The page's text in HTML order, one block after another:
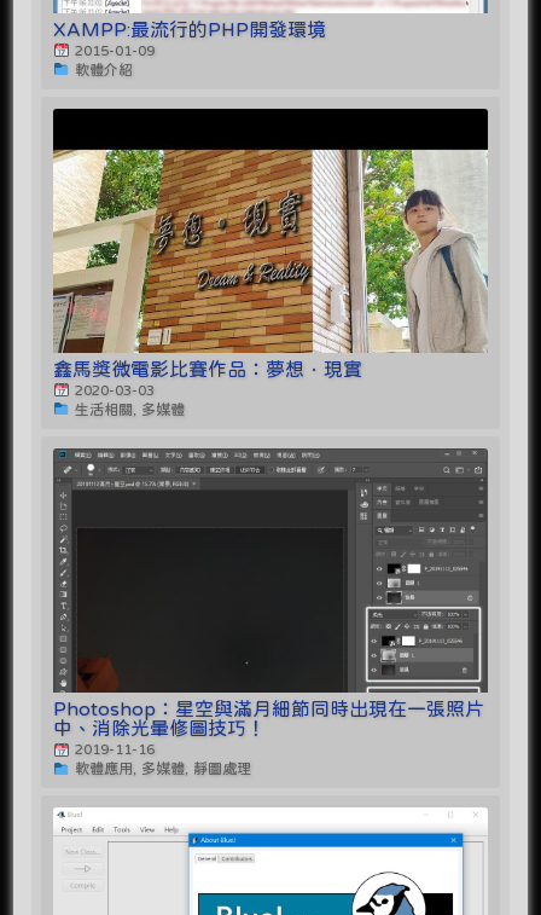
XAMPP:最流行的PHP開發環境
2015-01-09
軟體介紹
鑫馬獎微電影比賽作品：夢想．現實
2020-03-03
生活相關, 多媒體
Photoshop：星空與滿月細節同時出現在一張照片
中、消除光暈修圖技巧！
2019-11-16
軟體應用, 多媒體, 靜圖處理